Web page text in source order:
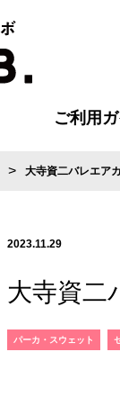
ご利用
ご利用ガ
はじめて
再注文の
お支払い方法
割引まとめ
発送・特急サー
版の保管期限
よくある
> 大寺資二バレエア
2023.11.29
大寺資二
パーカ・スウェット